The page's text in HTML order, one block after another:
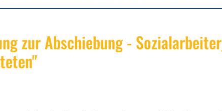
zur Abschiebung -